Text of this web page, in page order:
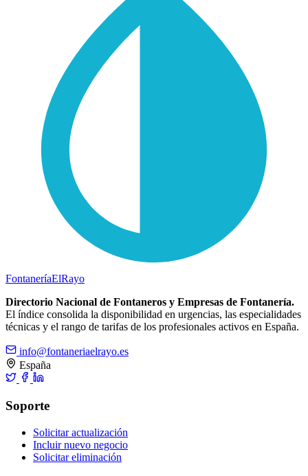
FontaneríaElRayo
Directorio Nacional de Fontaneros y Empresas de Fontanería.
El índice consolida la disponibilidad en urgencias, las especialidades
técnicas y el rango de tarifas de los profesionales activos en España.
info@fontaneriaelrayo.es
España
Soporte
Solicitar actualización
Incluir nuevo negocio
Solicitar eliminación